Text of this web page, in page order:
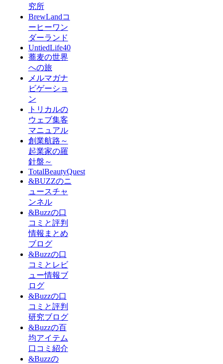
究所
BrewLandコ
ーヒーワン
ダーランド
UntiedLife40
蕎麦の世界
への旅
メルマガナ
ビゲーショ
ン
トリカルの
ウェブ集客
マニュアル
創業航路～
起業家の羅
針盤～
TotalBeautyQuest
&BUZZのニ
ュースチャ
ンネル
&Buzzの口
コミと評判
情報まとめ
ブログ
&Buzzの口
コミとレビ
ュー情報ブ
ログ
&Buzzの口
コミと評判
研究ブログ
&Buzzの百
均アイテム
口コミ紹介
&Buzzの